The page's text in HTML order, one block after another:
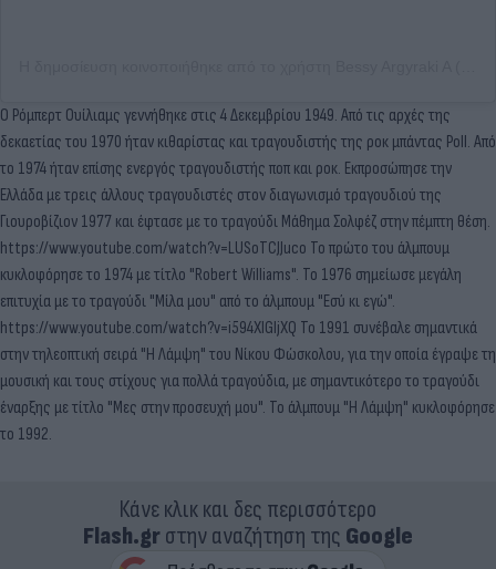
Ο Ρόμπερτ Ουίλιαμς γεννήθηκε στις 4 Δεκεμβρίου 1949. Από τις αρχές της
δεκαετίας του 1970 ήταν κιθαρίστας και τραγουδιστής της ροκ μπάντας Poll. Από
το 1974 ήταν επίσης ενεργός τραγουδιστής ποπ και ροκ. Εκπροσώπησε την
Ελλάδα με τρεις άλλους τραγουδιστές στον διαγωνισμό τραγουδιού της
Γιουροβίζιον 1977 και έφτασε με το τραγούδι Μάθημα Σολφέζ στην πέμπτη θέση.
https://www.youtube.com/watch?v=LUSoTCJJuco Το πρώτο του άλμπουμ
κυκλοφόρησε το 1974 με τίτλο "Robert Williams". To 1976 σημείωσε μεγάλη
επιτυχία με το τραγούδι "Μίλα μου" από το άλμπουμ "Εσύ κι εγώ".
https://www.youtube.com/watch?v=i594XlGIjXQ Το 1991 συνέβαλε σημαντικά
στην τηλεοπτική σειρά "Η Λάμψη" του Νίκου Φώσκολου, για την οποία έγραψε τη
μουσική και τους στίχους για πολλά τραγούδια, με σημαντικότερο το τραγούδι
έναρξης με τίτλο "Μες στην προσευχή μου". Το άλμπουμ "Η Λάμψη" κυκλοφόρησε
το 1992.
Κάνε κλικ και δες περισσότερο
Flash.grστην αναζήτηση της Google